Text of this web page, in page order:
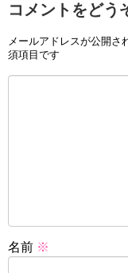
コメントをどう
メールアドレスが公開さ
須項目です
名前 ※